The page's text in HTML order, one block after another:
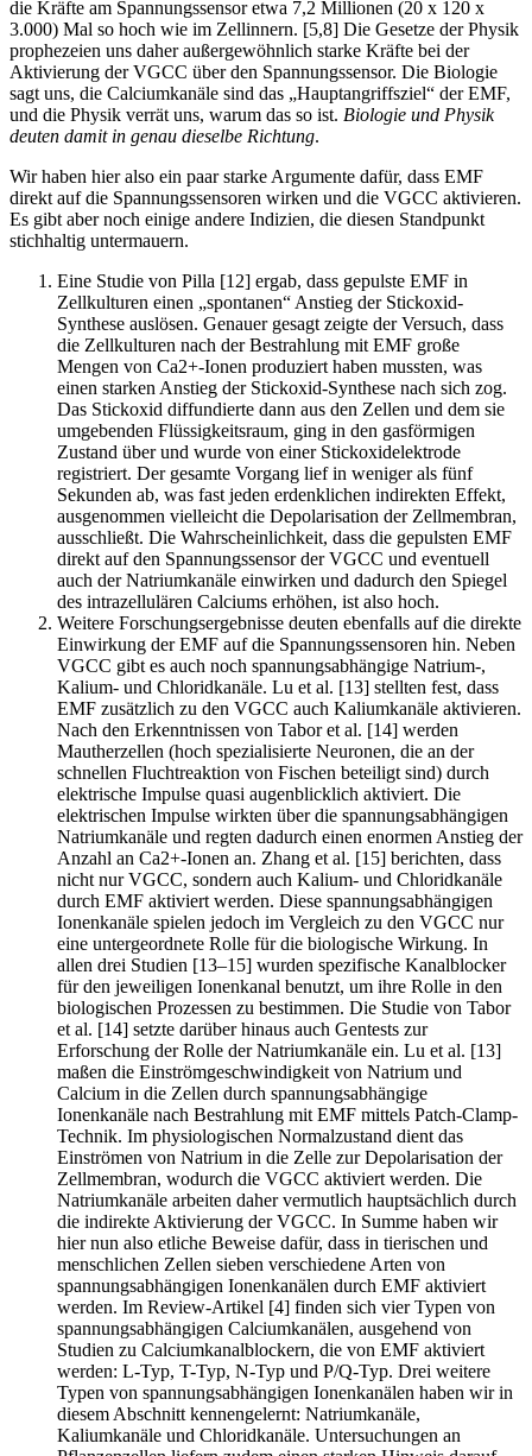
die Kräfte am Spannungssensor etwa 7,2 Millionen (20 x 120 x
3.000) Mal so hoch wie im Zellinnern. [5,8] Die Gesetze der Physik
prophezeien uns daher außergewöhnlich starke Kräfte bei der
Aktivierung der VGCC über den Spannungssensor. Die Biologie
sagt uns, die Calciumkanäle sind das „Hauptangriffsziel“ der EMF,
und die Physik verrät uns, warum das so ist. Biologie und Physik
deuten damit in genau dieselbe Richtung.
Wir haben hier also ein paar starke Argumente dafür, dass EMF
direkt auf die Spannungssensoren wirken und die VGCC aktivieren.
Es gibt aber noch einige andere Indizien, die diesen Standpunkt
stichhaltig untermauern.
Eine Studie von Pilla [12] ergab, dass gepulste EMF in
Zellkulturen einen „spontanen“ Anstieg der Stickoxid-
Synthese auslösen. Genauer gesagt zeigte der Versuch, dass
die Zellkulturen nach der Bestrahlung mit EMF große
Mengen von Ca2+-Ionen produziert haben mussten, was
einen starken Anstieg der Stickoxid-Synthese nach sich zog.
Das Stickoxid diffundierte dann aus den Zellen und dem sie
umgebenden Flüssigkeitsraum, ging in den gasförmigen
Zustand über und wurde von einer Stickoxidelektrode
registriert. Der gesamte Vorgang lief in weniger als fünf
Sekunden ab, was fast jeden erdenklichen indirekten Effekt,
ausgenommen vielleicht die Depolarisation der Zellmembran,
ausschließt. Die Wahrscheinlichkeit, dass die gepulsten EMF
direkt auf den Spannungssensor der VGCC und eventuell
auch der Natriumkanäle einwirken und dadurch den Spiegel
des intrazellulären Calciums erhöhen, ist also hoch.
Weitere Forschungsergebnisse deuten ebenfalls auf die direkte
Einwirkung der EMF auf die Spannungssensoren hin. Neben
VGCC gibt es auch noch spannungsabhängige Natrium-,
Kalium- und Chloridkanäle. Lu et al. [13] stellten fest, dass
EMF zusätzlich zu den VGCC auch Kaliumkanäle aktivieren.
Nach den Erkenntnissen von Tabor et al. [14] werden
Mautherzellen (hoch spezialisierte Neuronen, die an der
schnellen Fluchtreaktion von Fischen beteiligt sind) durch
elektrische Impulse quasi augenblicklich aktiviert. Die
elektrischen Impulse wirkten über die spannungsabhängigen
Natriumkanäle und regten dadurch einen enormen Anstieg der
Anzahl an Ca2+-Ionen an. Zhang et al. [15] berichten, dass
nicht nur VGCC, sondern auch Kalium- und Chloridkanäle
durch EMF aktiviert werden. Diese spannungsabhängigen
Ionenkanäle spielen jedoch im Vergleich zu den VGCC nur
eine untergeordnete Rolle für die biologische Wirkung. In
allen drei Studien [13–15] wurden spezifische Kanalblocker
für den jeweiligen Ionenkanal benutzt, um ihre Rolle in den
biologischen Prozessen zu bestimmen. Die Studie von Tabor
et al. [14] setzte darüber hinaus auch Gentests zur
Erforschung der Rolle der Natriumkanäle ein. Lu et al. [13]
maßen die Einströmgeschwindigkeit von Natrium und
Calcium in die Zellen durch spannungsabhängige
Ionenkanäle nach Bestrahlung mit EMF mittels Patch-Clamp-
Technik. Im physiologischen Normalzustand dient das
Einströmen von Natrium in die Zelle zur Depolarisation der
Zellmembran, wodurch die VGCC aktiviert werden. Die
Natriumkanäle arbeiten daher vermutlich hauptsächlich durch
die indirekte Aktivierung der VGCC. In Summe haben wir
hier nun also etliche Beweise dafür, dass in tierischen und
menschlichen Zellen sieben verschiedene Arten von
spannungsabhängigen Ionenkanälen durch EMF aktiviert
werden. Im Review-Artikel [4] finden sich vier Typen von
spannungsabhängigen Calciumkanälen, ausgehend von
Studien zu Calciumkanalblockern, die von EMF aktiviert
werden: L-Typ, T-Typ, N-Typ und P/Q-Typ. Drei weitere
Typen von spannungsabhängigen Ionenkanälen haben wir in
diesem Abschnitt kennengelernt: Natriumkanäle,
Kaliumkanäle und Chloridkanäle. Untersuchungen an